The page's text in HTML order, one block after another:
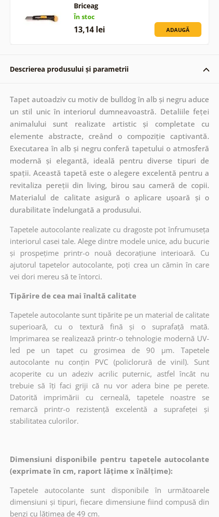
Briceag
În stoc
13,14 lei ADAUGĂ
Descrierea produsului și parametrii
Tapet autoadziv cu motiv de bulldog în alb și negru aduce
un stil unic în interiorul dumneavoastră. Detaliile feței
animalului sunt realizate artistic și completate cu
elemente abstracte, creând o compoziție captivantă.
Executarea în alb și negru conferă tapetului o atmosferă
modernă și elegantă, ideală pentru diverse tipuri de
spații. Această tapetă este o alegere excelentă pentru a
revitaliza pereții din living, birou sau cameră de copii.
Materialul de calitate asigură o aplicare ușoară și o
durabilitate îndelungată a produsului.
Tapetele autocolante realizate cu dragoste pot înfrumuseța
interiorul casei tale. Alege dintre modele unice, adu bucurie
și prospețime printr-o nouă decorațiune interioară. Cu
ajutorul tapetelor autocolante, poți crea un cămin în care
vei dori mereu să te întorci.
Tipărire de cea mai înaltă calitate
Tapetele autocolante sunt tipărite pe un material de calitate
superioară, cu o textură fină și o suprafață mată.
Imprimarea se realizează printr-o tehnologie modernă UV-
led pe un tapet cu grosimea de 90 µm. Tapetele
autocolante nu conțin PVC (policlorură de vinil). Sunt
acoperite cu un adeziv acrilic puternic, astfel încât nu
trebuie să îți faci griji că nu vor adera bine pe perete.
Datorită imprimării cu cerneală, tapetele noastre se
remarcă printr-o rezistență excelentă a suprafeței și
stabilitatea culorilor.
Dimensiuni disponibile pentru tapetele autocolante
(exprimate în cm, raport lățime x înălțime):
Tapetele autocolante sunt disponibile în următoarele
dimensiuni și tipuri, fiecare dimensiune fiind compusă din
benzi cu lățimea de 49 cm.